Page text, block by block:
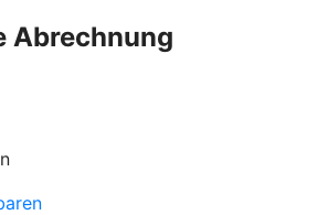
Abrechnung